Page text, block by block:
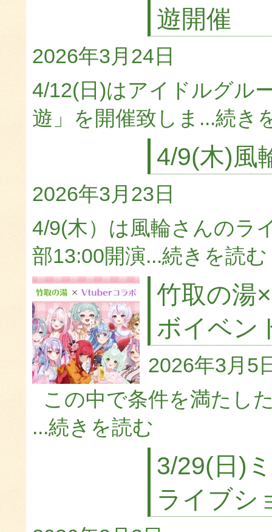
遊開催
2026年3月24日
4/12(日)はアイドルグル
遊」を開催致しま...続き
4/9(木)風
2026年3月23日
4/9(木）は風輪さんのラ
部13:00開演...続きを読む
竹取の湯
ボイベン
2026年3月5
この中で条件を満たし
...続きを読む
3/29(日)
ライブシ